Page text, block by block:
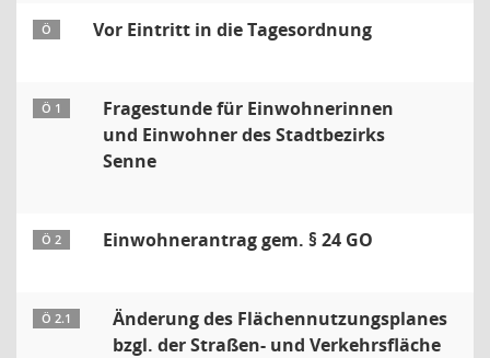
Ö Vor Eintritt in die Tagesordnung
Ö 1
Fragestunde für Einwohnerinnen
und Einwohner des Stadtbezirks
Senne
Ö 2 Einwohnerantrag gem. § 24 GO
Ö 2.1
Änderung des Flächennutzungsplanes
bzgl. der Straßen- und Verkehrsfläche